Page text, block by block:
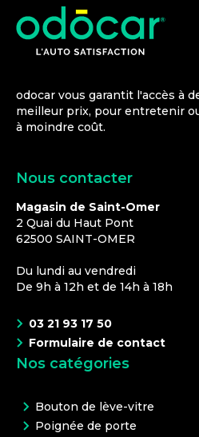
odocar vous garantit l'accès à
meilleur prix, pour entretenir
à moindre coût.
Nous contacter
Magasin de Saint-Omer
2 Quai du Haut Pont
62500 SAINT-OMER
Du lundi au vendredi
De 9h à 12h et de 14h à 18h
03 21 93 17 50
Formulaire de contact
Nos catégories
Bouton de lève-vitre
Poignée de porte